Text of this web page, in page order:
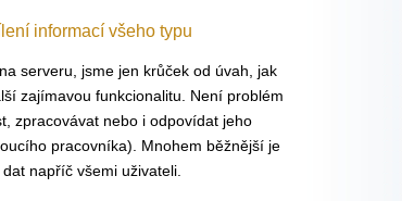
informací všeho typu
serveru, jsme jen krůček od úvah, jak
zajímavou funkcionalitu. Není problém
zpracovávat nebo i odpovídat jeho
pracovníka). Mnohem běžnější je
napříč všemi uživateli.